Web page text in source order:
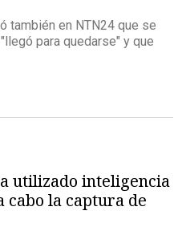
también en NTN24 que se
para quedarse" y que
utilizado inteligencia
la captura de